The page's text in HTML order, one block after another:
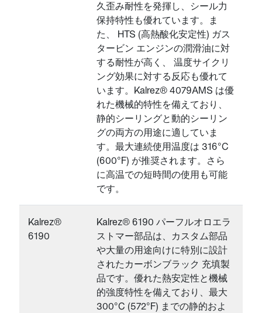
久歪み耐性を発揮し、シール力
保持特性も優れています。ま
た、 HTS (高熱酸化安定性) ガス
タービン エンジンの潤滑油に対
する耐性が高く、 温度サイクリ
ング効果に対する反応も優れて
います。Kalrez® 4079AMS は優
れた機械的特性を備えており、
静的シーリングと動的シーリン
グの両方の用途に適していま
す。最大連続使用温度は 316°C
(600°F) が推奨されます。さら
に高温での短時間の使用も可能
です。
Kalrez®
6190
Kalrez® 6190 パーフルオロエラ
ストマー部品は、カスタム部品
や大量の用途向けに特別に設計
されたカーボンブラック 充填製
品です。優れた熱安定性と機械
的強度特性を備えており、最大
300°C (572°F) までの静的およ